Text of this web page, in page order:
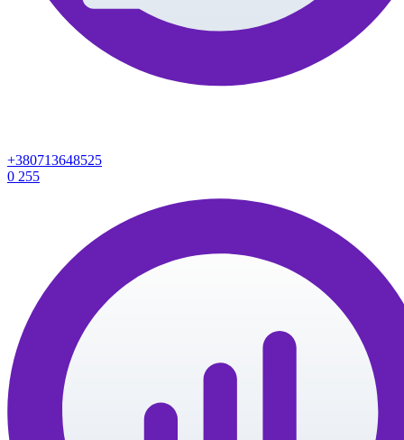
+380713648525
0 255